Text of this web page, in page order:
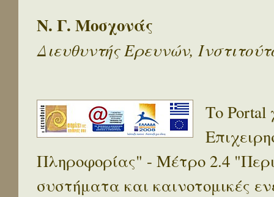
Ν. Γ. Μοσχονάς
Διευθυντής Ερευνών,
Το Portal
Πληροφορίας" - Μέτρο 2.4
συστήματα και καινοτομικές